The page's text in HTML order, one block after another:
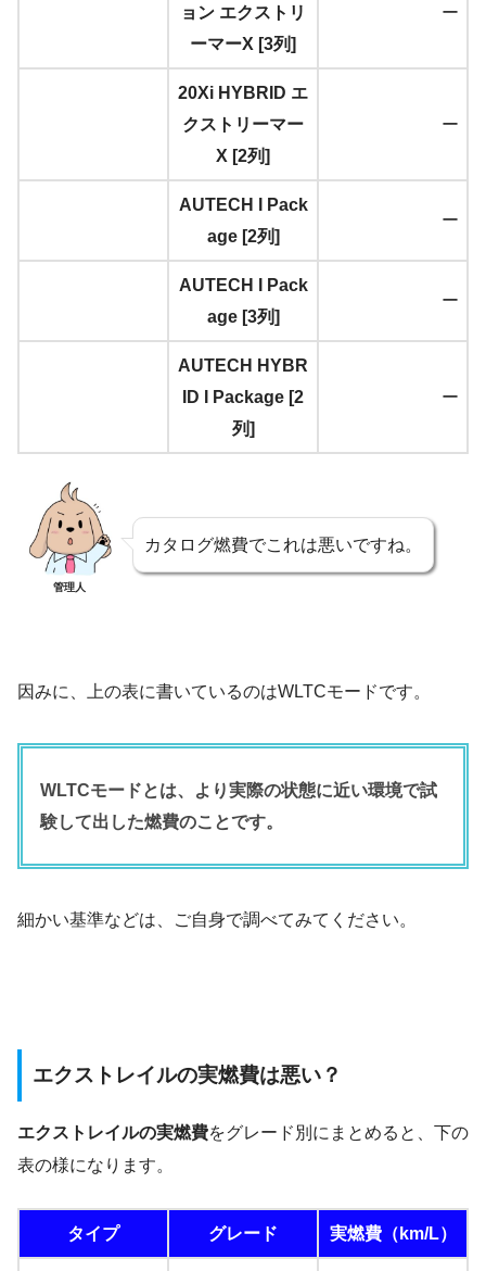
ョン エクストリ
ーマーX [3列]
ー
20Xi HYBRID エ
クストリーマー
X [2列]
ー
AUTECH I Pack
age [2列]
ー
AUTECH I Pack
age [3列]
ー
AUTECH HYBR
ID I Package [2
列]
ー
管理人
カタログ燃費でこれは悪いですね。
因みに、上の表に書いているのはWLTCモードです。
WLTCモードとは、より実際の状態に近い環境で試
験して出した燃費のことです。
細かい基準などは、ご自身で調べてみてください。
エクストレイルの実燃費は悪い？
エクストレイルの実燃費をグレード別にまとめると、下の
表の様になります。
タイプ グレード 実燃費（km/L）